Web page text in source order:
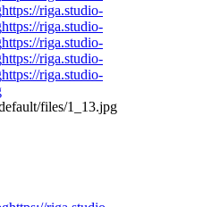
https://riga.studio-
https://riga.studio-
https://riga.studio-
https://riga.studio-
https://riga.studio-
files/1_13.jpg